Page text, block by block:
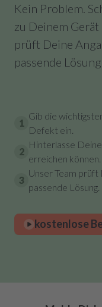
Kein Problem.
zu Deinem
prüft Deine
passende
1
Gib die
Defekt ein.
2
Hinterlasse
erreichen können.
3
Unser Team
passende Lösung.
kostenlose